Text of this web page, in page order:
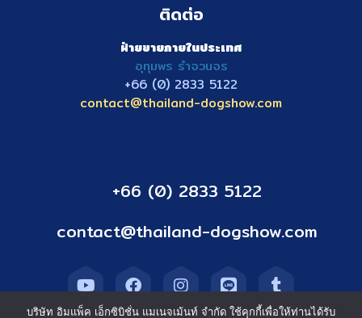
ติดต่อ
ฝ่ายขายภายในประเทศ
อุทุมพร รำจวนจร
+66 (0) 2833 5122
contact@thailand-dogshow.com
+66 (0) 2833 5122
contact@thailand-dogshow.com
บริษัท อิมแพ็ค เอ็กซิบิชั่น แมเนจเม้นท์ จำกัด ใช้คุกกี้เพื่อให้ท่านได้รับ